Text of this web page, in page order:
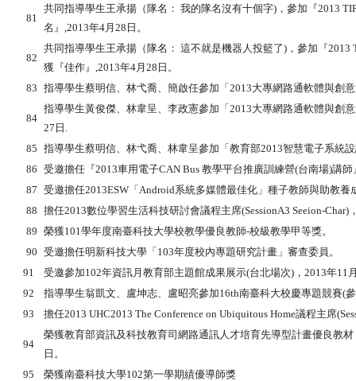
81
共同指導學生王承揚（隊名： 我的隊名沒有十個字)，參加『2013
名』,2013年4月28日。
82
共同指導學生王承揚（隊名： 這不就是機器人投籃了)，參加『
獲『佳作』,2013年4月28日。
83 指導學生蔡明信、林弋喬、簡啟任參加「2013大專網路通軟體與創
84
指導學生黃俊傑、林韋呈、李政憲參加「2013大專網路通軟體與創
27日.
85 指導學生蔡明信、林弋喬、林韋呈參加「教育部2013智慧電子系統
86 受邀擔任『2013車用電子CAN Bus 教學平台推廣訓練營(台南場)講
87 受邀擔任2013ESW「Android系統多媒體最佳化」種子教師與助教
88 擔任2013數位學習生活科技研討會議程主席(SessionA3 Seeion-Char)
89 榮獲101學年度南臺科技大學校教學優良教師-校級教學甲等獎。
90 受邀擔任明新科技大學「103年度校內專題研究計畫」審查委員。
91
受邀參加102年資訊月教育部主題館成果展示(台北場次)，2013年11
92
指導學生翁凱文、盧坤志、盧昭亮參加16th南臺科大校慶專題競賽(
93
擔任2013 UHC2013 The Conference on Ubiquitous Home議程主席
94
榮獲教育部資訊及科技教育司網路通訊人才培育先導型計畫優良教
日。
95
榮獲南臺科技大學102第一學期績優導師獎